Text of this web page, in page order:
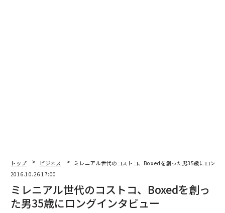
関連記事
ミレニアル世代のコストコ、Boxedを創った男35歳にロングインタビュー
トップ ビジネス
ミレニアル世代のコストコ、Boxedを創った男35歳にロング
2016.10.26 17:00
ミレニアル世代のコストコ、Boxedを創っ
た男35歳にロングインタビュー